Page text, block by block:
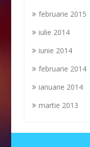
februarie 2015
iulie 2014
iunie 2014
februarie 2014
ianuarie 2014
martie 2013